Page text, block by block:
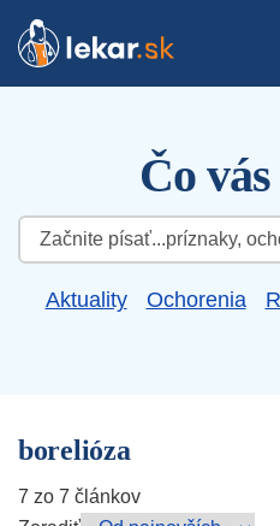
Čo
Hľadať:
Aktuality Ochorenia
borelióza
7 zo 7 článkov